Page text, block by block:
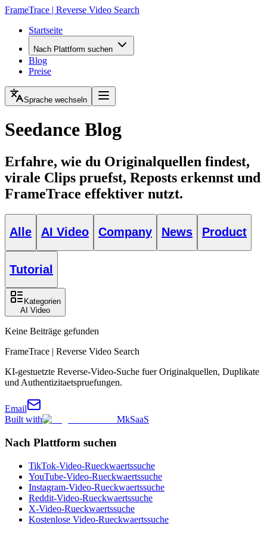
FrameTrace | Reverse Video Search
Startseite
Nach Plattform suchen
Blog
Preise
Sprache wechseln
Seedance Blog
Erfahre, wie du Originalquellen findest,
virale Clips pruefst, Reposts erkennst und
FrameTrace effektiver nutzt.
Alle AI Video Company News Product
Tutorial
Kategorien
AI Video
Keine Beiträge gefunden
FrameTrace | Reverse Video Search
KI-gestuetzte Reverse-Video-Suche fuer Originalquellen, Duplikate
und Authentizitaetspruefungen.
Email
Built with
MkSaaS
Nach Plattform suchen
TikTok-Video-Rueckwaertssuche
YouTube-Video-Rueckwaertssuche
Instagram-Video-Rueckwaertssuche
Reddit-Video-Rueckwaertssuche
X-Video-Rueckwaertssuche
Kostenlose Video-Rueckwaertssuche